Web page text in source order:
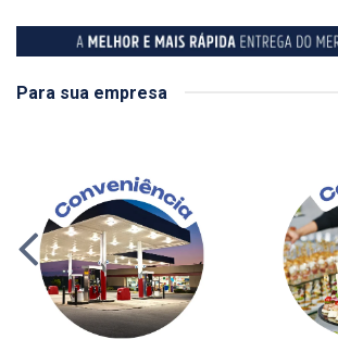
Para sua empresa